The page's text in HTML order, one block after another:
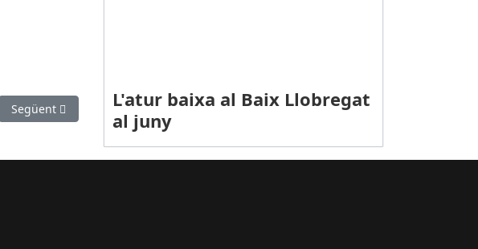
de Cornellà de Llobregat
Article següent: ESPORTS (GIMNÀSTICA): Uns 200 participants prendran part en el
Següent
L'atur baixa al Baix Llobregat
al juny